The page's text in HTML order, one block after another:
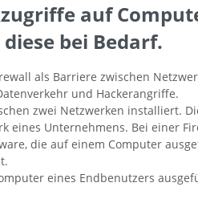
auf
bei Bedarf.
als Barriere zwischen
und Hackerangriffe.
zwei Netzwerken installiert.
eines Unternehmens. Bei einer
die auf einem Computer
eines Endbenutzers